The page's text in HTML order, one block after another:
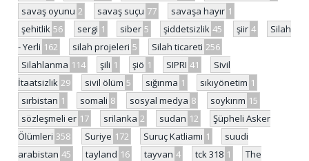
savaş oyunu 2 savaş suçu 77 savaşa hayır 1
şehitlik 56 sergi 1 siber 5 şiddetsizlik 45 şiir 4
Silah
- Yerli 162 silah projeleri 5 Silah ticareti 256
Silahlanma 114 şili 1 şiö 1 SIPRI 41
Sivil
İtaatsizlik 29 sivil ölüm 5 sığınma 1 sıkıyönetim 1
sırbistan 1 somali 8 sosyal medya 8 soykırım 15
sözleşmeli er 17 srilanka 2 sudan 12
Şüpheli Asker
Ölümleri 358 Suriye 172 Suruç Katliamı 1
suudi
arabistan 45 tayland 16 tayvan 4 tck 318 1
The